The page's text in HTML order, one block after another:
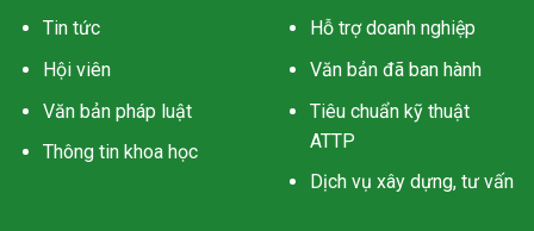
Tin tức
Hội viên
Văn bản pháp luật
Thông tin khoa học
Hỗ trợ doanh nghiệp
Văn bản đã ban hành
Tiêu chuẩn kỹ thuật
ATTP
Dịch vụ xây dựng, tư vấn